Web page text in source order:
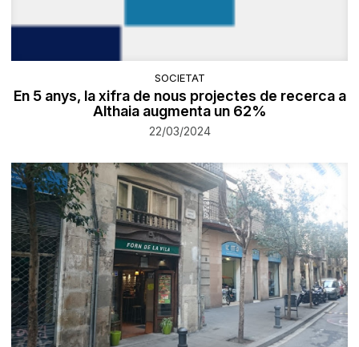
SOCIETAT
En 5 anys, la xifra de nous projectes de recerca a
Althaia augmenta un 62%
22/03/2024